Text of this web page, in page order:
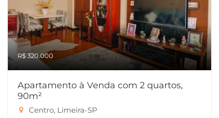
R$ 320.000
Apartamento à Venda com 2 quartos,
90m²
Centro, Limeira-SP